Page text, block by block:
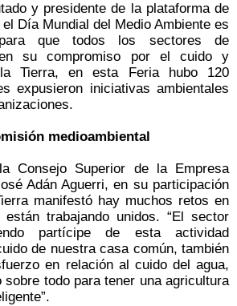
y presidente de la plataforma de
Día Mundial del Medio Ambiente es
que todos los sectores de
su compromiso por el cuido y
Tierra, en esta Feria hubo 120
expusieron iniciativas ambientales
medioambiental
Consejo Superior de la Empresa
Adán Aguerri, en su participación
manifestó hay muchos retos en
trabajando unidos. “El sector
partícipe de esta actividad
de nuestra casa común, también
en relación al cuido del agua,
todo para tener una agricultura